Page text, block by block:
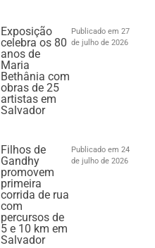
Exposição
celebra os 80
anos de
Maria
Bethânia com
obras de 25
artistas em
Salvador
Publicado em 27
de julho de 2026
Filhos de
Gandhy
promovem
primeira
corrida de rua
com
percursos de
5 e 10 km em
Salvador
Publicado em 24
de julho de 2026